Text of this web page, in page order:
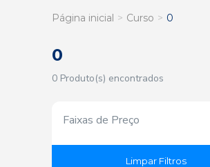
Página inicial Curso 0
0
0 Produto(s) encontrados
Faixas de Preço
+ Ver tudo
Limpar Filtros